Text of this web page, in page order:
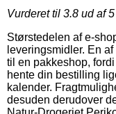
Vurderet til 3.8 ud af
Størstedelen af e-
leveringsmidler. En
til en pakkeshop,
hente din bestilling
kalender.
desuden derudover